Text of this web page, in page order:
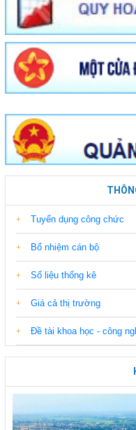
Tuyển dụng công chức
Bổ nhiệm cán bộ
Số liệu thống kê
Giá cả thị trường
Đề tài khoa học - công